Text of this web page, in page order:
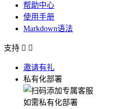
帮助中心
使用手册
Markdown语法
支持  
邀请有礼
私有化部署
如需私有化部署